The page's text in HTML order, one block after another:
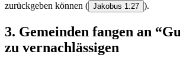
zurückgeben können ( Jakobus 1:27 ).
3. Gemeinden fangen an
zu vernachlässigen